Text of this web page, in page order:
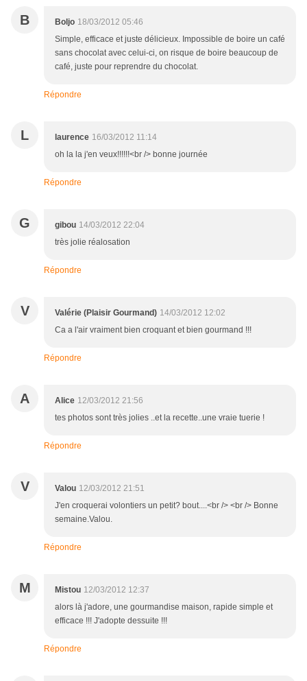
B Boljo 18/03/2012 05:46
Simple, efficace et juste délicieux. Impossible de boire un café
sans chocolat avec celui-ci, on risque de boire beaucoup de
café, juste pour reprendre du chocolat.
Répondre
L laurence 16/03/2012 11:14
oh la la j'en veux!!!!!!<br /> bonne journée
Répondre
G gibou 14/03/2012 22:04
très jolie réalosation
Répondre
V Valérie (Plaisir Gourmand) 14/03/2012 12:02
Ca a l'air vraiment bien croquant et bien gourmand !!!
Répondre
A Alice 12/03/2012 21:56
tes photos sont très jolies ..et la recette..une vraie tuerie !
Répondre
V Valou 12/03/2012 21:51
J'en croquerai volontiers un petit? bout....<br /> <br /> Bonne
semaine.Valou.
Répondre
M Mistou 12/03/2012 12:37
alors là j'adore, une gourmandise maison, rapide simple et
efficace !!! J'adopte dessuite !!!
Répondre